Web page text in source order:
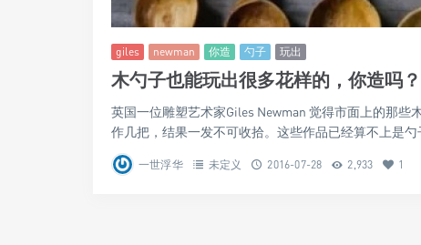
giles newman 你造 勺子 玩出
木勺子也能玩出很多花样的，你造吗？
英国一位雕塑艺术家Giles Newman 觉得市面上的那
作几把，结果一发不可收拾。这些作品已经算不上是
一世浮华 未定义 2016-07-28 2,933 1